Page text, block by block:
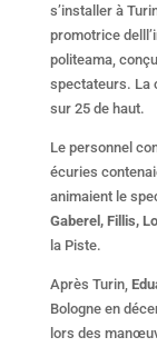
s’installer à
promotrice
politeama,
spectateurs. La
sur 25 de haut.
Le personnel
écuries
animaient le
Gaberel, Fillis,
la Piste.
Après Turin,
Bologne en
lors des